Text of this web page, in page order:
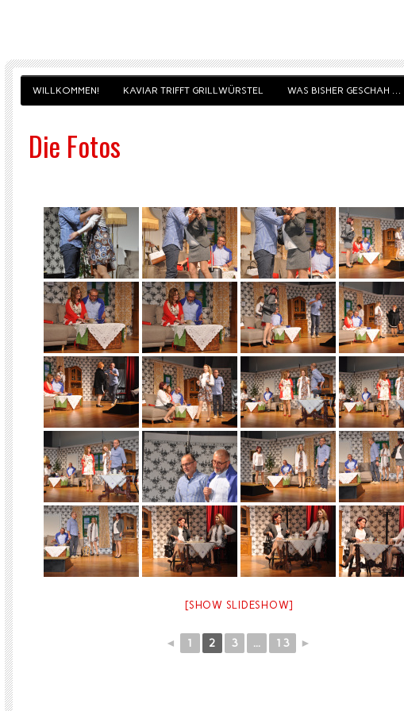
WILLKOMMEN! KAVIAR TRIFFT GRILLWÜRSTEL WAS BISHER GESCHAH …
Die Fotos
[SHOW SLIDESHOW]
◄ 1 2 3 ... 13 ►